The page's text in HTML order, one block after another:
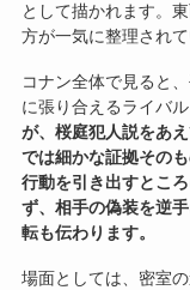
として描かれます。
方が一気に整理され
コナン全体で見ると
に張り合えるライバ
が、桜庭犯人説をあ
では細かな証拠その
行動を引き出すところ
ず、相手の偽装を逆
転も伝わります。
場面としては、密室